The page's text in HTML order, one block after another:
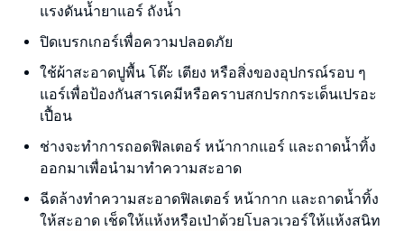
แรงดันน้ำยาแอร์ ถังน้ำ
ปิดเบรกเกอร์เพื่อความปลอดภัย
ใช้ผ้าสะอาดปูพื้น โต๊ะ เตียง หรือสิ่งของอุปกรณ์รอบ ๆ
แอร์เพื่อป้องกันสารเคมีหรือคราบสกปรกกระเด็นเปรอะ
เปื้อน
ช่างจะทำการถอดฟิลเตอร์ หน้ากากแอร์ และถาดน้ำทิ้ง
ออกมาเพื่อนำมาทำความสะอาด
ฉีดล้างทำความสะอาดฟิลเตอร์ หน้ากาก และถาดน้ำทิ้ง
ให้สะอาด เช็ดให้แห้งหรือเป่าด้วยโบลวเวอร์ให้แห้งสนิท